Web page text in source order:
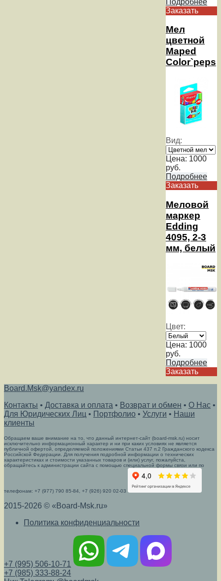
Заказать
Мел
цветной
Maped
Color`peps
Вид:
Цена: 1000
руб.
Подробнее
Заказать
Меловой
маркер
Edding
4095, 2-3
мм, белый
Цвет:
Цена: 1000
руб.
Подробнее
Заказать
Board.Msk@yandex.ru
Контакты • Доставка и оплата • Возврат и обмен • О Нас •
Для Юридических Лиц • Портфолио • Услуги • Наши
клиенты
Обращаем ваше внимание на то, что данный интернет-сайт (board-msk.ru) носит
исключительно информационный характер и ни при каких условиях не является
публичной офертой, определяемой положениями Статьи 437 п.2 Гражданского кодекса
Российской Федерации. Для получения подробной информации о технических
характеристиках и стоимости указанных товаров и (или) услуг, пожалуйста,
обращайтесь к администрации сайта с помощью специальной формы связи или по
телефонам: +7 (977) 790 85-84, +7 (926) 920 02-03
2015-2026 © «Board-Msk.ru»
Политика конфиденциальности
+7 (995) 506-10-71
+7 (985) 333-88-24